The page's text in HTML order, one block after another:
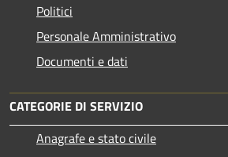
Politici
Personale Amministrativo
Documenti e dati
CATEGORIE DI SERVIZIO
Anagrafe e stato civile